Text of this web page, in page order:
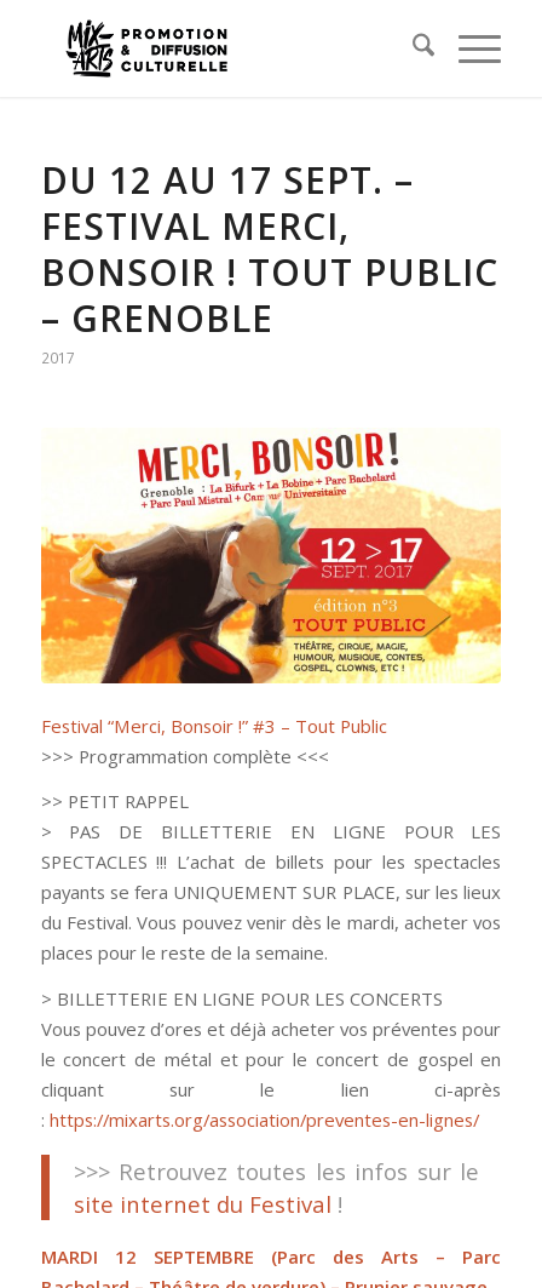
DU 12 AU 17 SEPT. –
FESTIVAL MERCI,
BONSOIR ! TOUT PUBLIC
– GRENOBLE
2017
Festival “Merci, Bonsoir !” #3 – Tout Public
>>> Programmation complète <<<
>> PETIT RAPPEL
> PAS DE BILLETTERIE EN LIGNE POUR LES
SPECTACLES !!! L’achat de billets pour les spectacles
payants se fera UNIQUEMENT SUR PLACE, sur les lieux
du Festival. Vous pouvez venir dès le mardi, acheter vos
places pour le reste de la semaine.
> BILLETTERIE EN LIGNE POUR LES CONCERTS
Vous pouvez d’ores et déjà acheter vos préventes pour
le concert de métal et pour le concert de gospel en
cliquant sur le lien ci-après
: https://mixarts.org/association/preventes-en-lignes/
>>> Retrouvez toutes les infos sur le
site internet du Festival !
MARDI 12 SEPTEMBRE (Parc des Arts – Parc